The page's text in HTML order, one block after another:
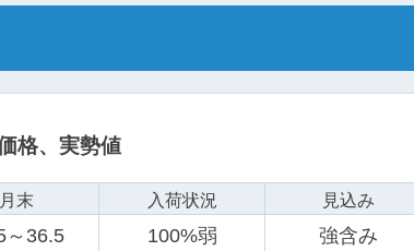
格、実勢値
月末 入荷状況
見込み
～36.5 100%弱 強含み